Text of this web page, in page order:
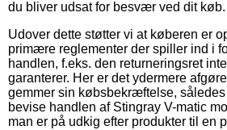
du bliver udsat for besvær ved dit køb.
Udover dette støtter vi at køberen er
primære reglementer der spiller ind i
handlen, f.eks. den returneringsret
garanterer. Her er det ydermere
gemmer sin købsbekræftelse,
bevise handlen af Stingray V-matic
man er på udkig efter produkter til en